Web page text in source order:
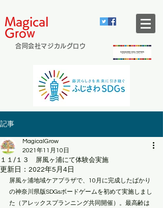
Magical
Grow
合同会社マジカルグロウ
記事
１１/１３ 屏風ヶ浦にて体験会実施
MagicalGrow
2021年11月10日
更新日： 2022年5月4日
屏風ヶ浦地域ケアプラザで、10月に完成したばかり
の神奈川県版SDGsボードゲームを初めて実施しまし
た（アレックスプランニング共同開催）。最高齢は